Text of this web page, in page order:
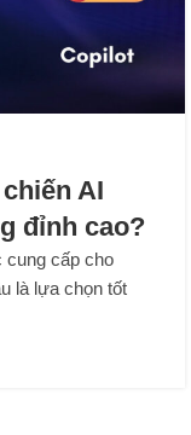
AI
đỉnh cao?
cung cấp cho
là lựa chọn tốt